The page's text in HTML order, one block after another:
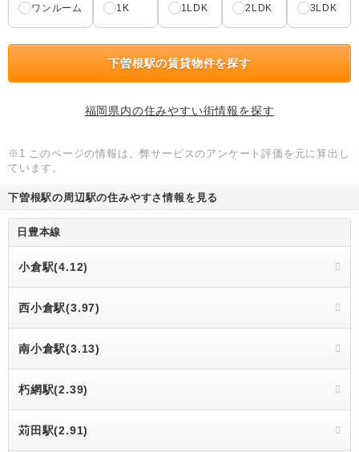
ワンルーム 1K 1LDK 2LDK 3LDK
下曽根駅の賃貸物件を探す
福岡県内の住みやすい街情報を探す
※1 このページの情報は、弊サービスのアンケート評価を元に算出し
ています。
下曽根駅の周辺駅の住みやすさ情報を見る
日豊本線
小倉駅(4.12)
西小倉駅(3.97)
南小倉駅(3.13)
朽網駅(2.39)
苅田駅(2.91)